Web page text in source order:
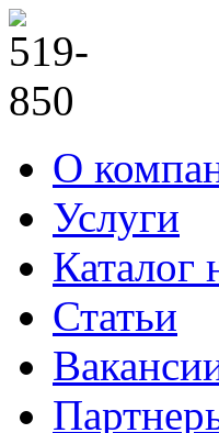
О
Услуги
Каталог
Статьи